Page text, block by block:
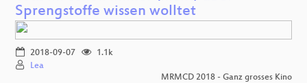
Sprengstoffe wissen wolltet
2018-09-07
1.1k
Lea
MRMCD 2018 - Ganz grosses Kino